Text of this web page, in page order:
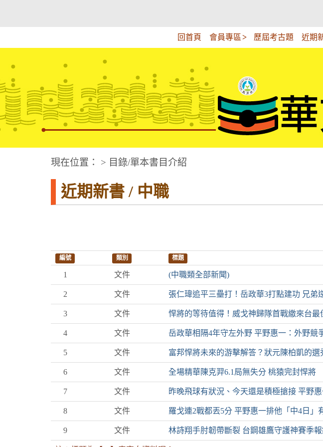
內
回首頁 會員專區 歷屆考古題 近期
華文視障電子圖書網
現在位置： > 目錄/單本書目介紹
近期新書 / 中職
編號 類別 標題
1 文件 (中職類全部新聞)
2 文件 張仁瑋追平三壘打！岳政華3打點建功 兄弟
3 文件 悍將的等待值得！威戈神歸隊首戰繳來台最
4 文件 岳政華相隔4年守左外野 平野惠一：外野競
5 文件 富邦悍將未來的游擊解答？狀元陳柏凱的選
6 文件 全場精華陳克羿6.1局無失分 桃猿完封悍將
7 文件 昨晚飛球有狀況、今天還是積極搶接 平野
8 文件 羅戈連2戰都丟5分 平野惠一排他「中4日」
9 文件 林詩翔手肘韌帶斷裂 台鋼雄鷹守護神賽季報